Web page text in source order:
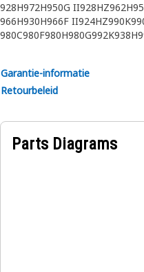
928H972H950G II928HZ962H
966H930H966F II924HZ990K
980C980F980H980G992K938H
Garantie-informatie
Retourbeleid
Parts Diagrams